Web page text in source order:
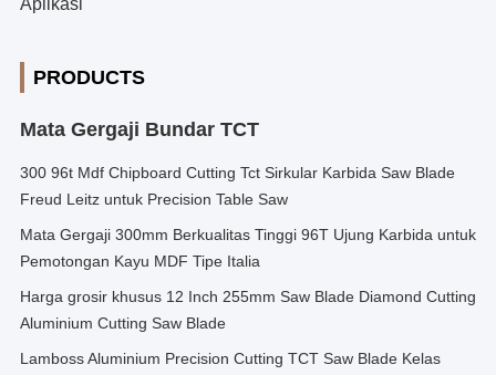
Aplikasi
PRODUCTS
Mata Gergaji Bundar TCT
300 96t Mdf Chipboard Cutting Tct Sirkular Karbida Saw Blade
Freud Leitz untuk Precision Table Saw
Mata Gergaji 300mm Berkualitas Tinggi 96T Ujung Karbida untuk
Pemotongan Kayu MDF Tipe Italia
Harga grosir khusus 12 Inch 255mm Saw Blade Diamond Cutting
Aluminium Cutting Saw Blade
Lamboss Aluminium Precision Cutting TCT Saw Blade Kelas